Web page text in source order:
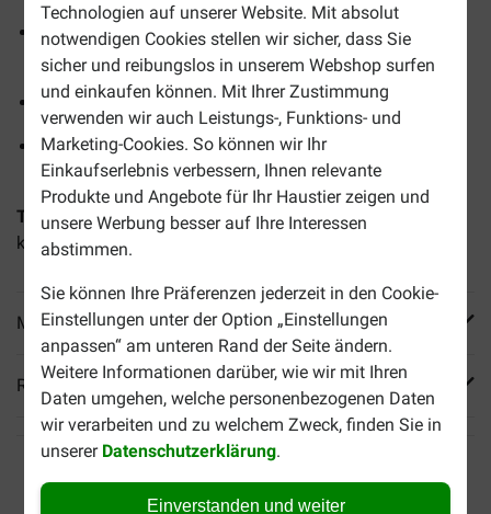
Technologien auf unserer Website. Mit absolut
notwendigen Cookies stellen wir sicher, dass Sie
sicher und reibungslos in unserem Webshop surfen
und einkaufen können. Mit Ihrer Zustimmung
verwenden wir auch Leistungs-, Funktions- und
Marketing-Cookies. So können wir Ihr
Einkaufserlebnis verbessern, Ihnen relevante
Produkte und Angebote für Ihr Haustier zeigen und
unsere Werbung besser auf Ihre Interessen
abstimmen.
Sie können Ihre Präferenzen jederzeit in den Cookie-
Einstellungen unter der Option „Einstellungen
anpassen“ am unteren Rand der Seite ändern.
Weitere Informationen darüber, wie wir mit Ihren
Daten umgehen, welche personenbezogenen Daten
wir verarbeiten und zu welchem Zweck, finden Sie in
unserer Datenschutzerklärung.
Einverstanden und weiter
Energiereiches, leicht verdauliches Futter für ältere
Katzen
Trägt zur Erhaltung der Gesundheit und Vitalität bei
Unterstützt wichtige Körperfunktionen wie Verdauung,
Immunsystem und Nieren
Tipp:Mit Royal Canin Ageing 15+ Nassfutter in Soße
kombinieren
Mehr Produktinfos
Reviews